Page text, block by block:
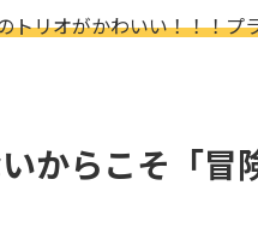
トリオがかわいい！！！プ
からこそ「冒